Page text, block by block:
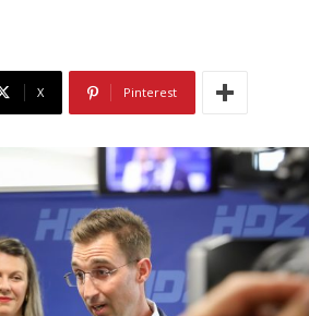
X Pinterest